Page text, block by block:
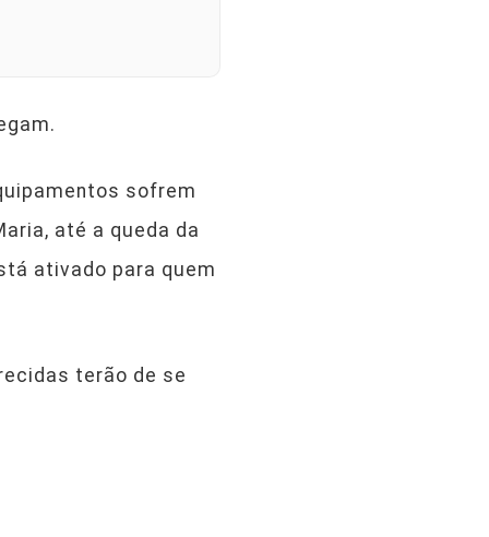
sofrem
até a queda da
ativado para quem
terão de se